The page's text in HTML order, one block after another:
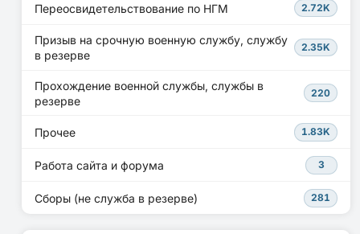
Переосвидетельствование по НГМ 2.72K
Призыв на срочную военную службу, службу
в резерве
2.35K
Прохождение военной службы, службы в
резерве
220
Прочее 1.83K
Работа сайта и форума 3
Сборы (не служба в резерве) 281